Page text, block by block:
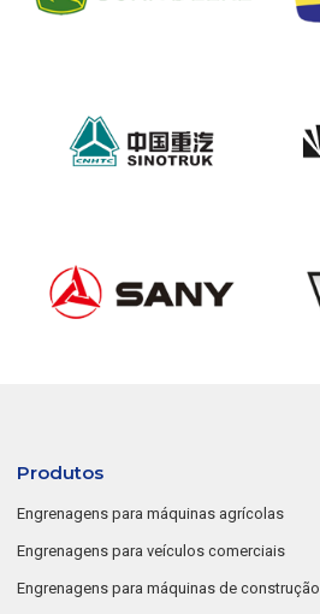
Produtos
Engrenagens para máquinas agrícolas
Engrenagens para veículos comerciais
Engrenagens para máquinas de construção